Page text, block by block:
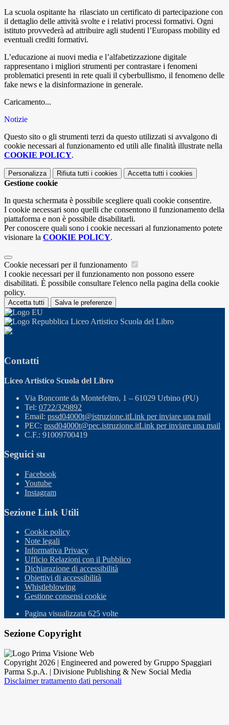
La scuola ospitante ha rilasciato un certificato di partecipazione con
il dettaglio delle attività svolte e i relativi processi formativi. Ogni
istituto provvederà ad attribuire agli studenti l’Europass mobility ed
eventuali crediti formativi.
L’educazione ai nuovi media e l’alfabetizzazione digitale
rappresentano i migliori strumenti per contrastare i fenomeni
problematici presenti in rete quali il cyberbullismo, il fenomeno delle
fake news e la disinformazione in generale.
Caricamento...
Notizie
Questo sito o gli strumenti terzi da questo utilizzati si avvalgono di
cookie necessari al funzionamento ed utili alle finalità illustrate nella
COOKIE POLICY.
Personalizza Rifiuta tutti i cookies Accetta tutti i cookies
Gestione cookie
In questa schermata è possibile scegliere quali cookie consentire.
I cookie necessari sono quelli che consentono il funzionamento della
piattaforma e non è possibile disabilitarli.
Per conoscere quali sono i cookie necessari al funzionamento potete
visionare la COOKIE POLICY.
Cookie necessari per il funzionamento
I cookie necessari per il funzionamento non possono essere
disabilitati. È possibile consultare l'elenco nella pagina della cookie
policy.
Accetta tutti Salva le preferenze
Liceo Artistico Scuola del Libro
Contatti
Liceo Artistico Scuola del Libro
Via Bonconte da Montefeltro, 1 – 61029 Urbino (PU)
Tel: 0722/329892
Email: pssd04000t@istruzione.itLink per inviare una mail
PEC: pssd04000t@pec.istruzione.itLink per inviare una mail
C.F.: 91009700419
Seguici su
Facebook
Youtube
Instagram
Sezione Link Utili
Cookie policy
Note legali
Informativa Privacy
Ufficio Relazioni con il Pubblico
Dichiarazione di accessibilità
Obiettivi di accessibilità
Whistleblowing
Gestione consensi cookie
Pagina visualizzata 625 volte
Sezione Copyright
Copyright 2026 | Engineered and powered by Gruppo Spaggiari
Parma S.p.A. | Divisione Publishing & New Social Media
Disclaimer trattamento dati personali